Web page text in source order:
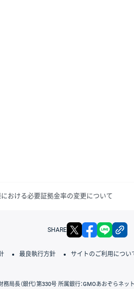
おける必要証拠金率の変更について
SHARE X
最良執行方針 サイトのご利用につい
局長（銀代）第330号 所属銀行：GMOあおぞらネッ